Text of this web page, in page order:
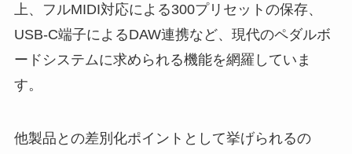
上、フルMIDI対応による300プリセットの保存、
USB-C端子によるDAW連携など、現代のペダルボ
ードシステムに求められる機能を網羅していま
す。
他製品との差別化ポイントとして挙げられるの